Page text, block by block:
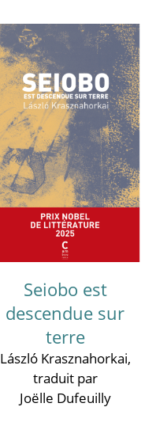
Seiobo est
descendue sur
terre
László Krasznahorkai,
traduit par
Joëlle Dufeuilly